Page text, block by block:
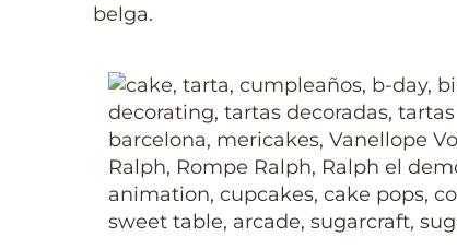
belga.